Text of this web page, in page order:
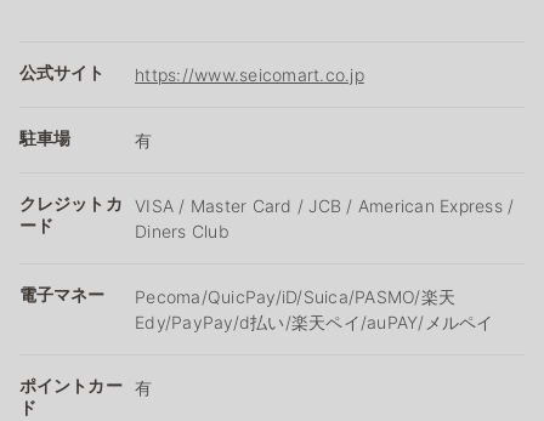
公式サイト https://www.seicomart.co.jp
駐車場 有
クレジットカ
ード
VISA / Master Card / JCB / American Express /
Diners Club
電子マネー
Pecoma/QuicPay/iD/Suica/PASMO/楽天
Edy/PayPay/d払い/楽天ペイ/auPAY/メルペイ
ポイントカー
ド
有